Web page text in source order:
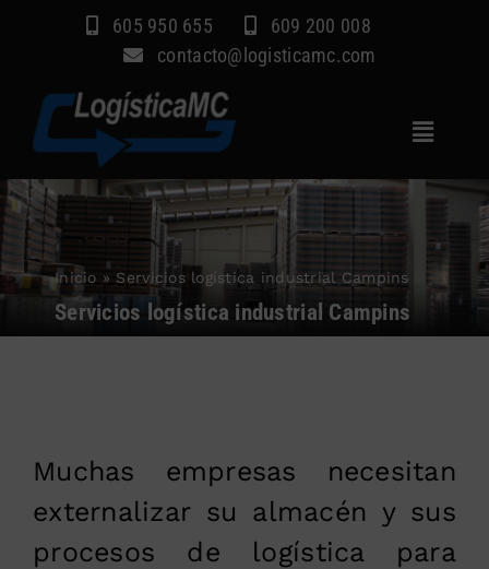
605 950 655
609 200 008
contacto@logisticamc.com
Toggle
Inicio
Servicios
Sectores
Inicio » Servicios logística industrial Campins
Servicios logística industrial Campins
Muchas empresas necesitan
externalizar su almacén y sus
procesos de logística para